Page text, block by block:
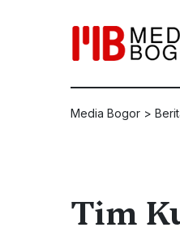
Media Bogor >
Tim